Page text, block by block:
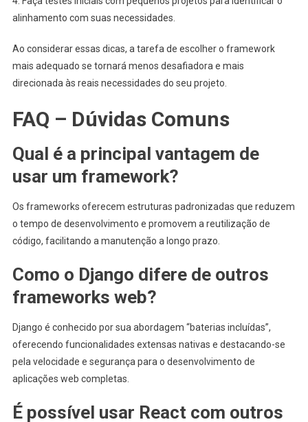
alinhamento com suas necessidades.
Ao considerar essas dicas, a tarefa de escolher o framework
mais adequado se tornará menos desafiadora e mais
direcionada às reais necessidades do seu projeto.
FAQ – Dúvidas Comuns
Qual é a principal vantagem de
usar um framework?
Os frameworks oferecem estruturas padronizadas que reduzem
o tempo de desenvolvimento e promovem a reutilização de
código, facilitando a manutenção a longo prazo.
Como o Django difere de outros
frameworks web?
Django é conhecido por sua abordagem “baterias incluídas”,
oferecendo funcionalidades extensas nativas e destacando-se
pela velocidade e segurança para o desenvolvimento de
aplicações web completas.
É possível usar React com outros